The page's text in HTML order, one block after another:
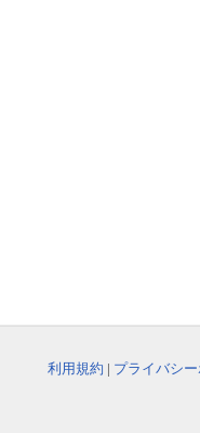
利用規約 | プライバシ